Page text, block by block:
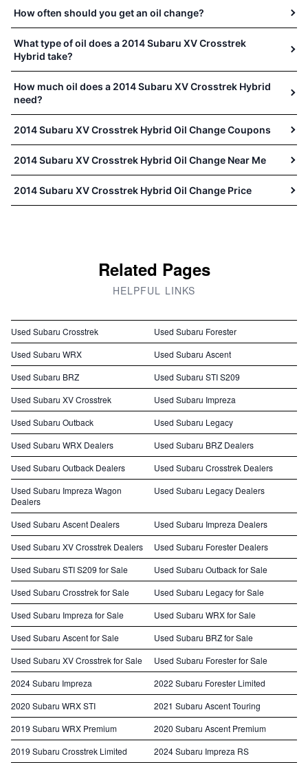
How often should you get an oil change?
What type of oil does a 2014 Subaru XV Crosstrek
Hybrid take?
How much oil does a 2014 Subaru XV Crosstrek Hybrid
need?
2014 Subaru XV Crosstrek Hybrid Oil Change Coupons
2014 Subaru XV Crosstrek Hybrid Oil Change Near Me
2014 Subaru XV Crosstrek Hybrid Oil Change Price
Related Pages
HELPFUL LINKS
Used Subaru Crosstrek
Used Subaru Forester
Used Subaru WRX
Used Subaru Ascent
Used Subaru BRZ
Used Subaru STI S209
Used Subaru XV Crosstrek
Used Subaru Impreza
Used Subaru Outback
Used Subaru Legacy
Used Subaru WRX Dealers
Used Subaru BRZ Dealers
Used Subaru Outback Dealers
Used Subaru Crosstrek Dealers
Used Subaru Impreza Wagon
Dealers
Used Subaru Legacy Dealers
Used Subaru Ascent Dealers
Used Subaru Impreza Dealers
Used Subaru XV Crosstrek Dealers
Used Subaru Forester Dealers
Used Subaru STI S209 for Sale
Used Subaru Outback for Sale
Used Subaru Crosstrek for Sale
Used Subaru Legacy for Sale
Used Subaru Impreza for Sale
Used Subaru WRX for Sale
Used Subaru Ascent for Sale
Used Subaru BRZ for Sale
Used Subaru XV Crosstrek for Sale
Used Subaru Forester for Sale
2024 Subaru Impreza
2022 Subaru Forester Limited
2020 Subaru WRX STI
2021 Subaru Ascent Touring
2019 Subaru WRX Premium
2020 Subaru Ascent Premium
2019 Subaru Crosstrek Limited
2024 Subaru Impreza RS